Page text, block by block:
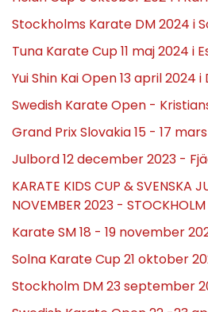
Stockholms Karate DM 2024 i
Tuna Karate Cup 11 maj 2024 i
Yui Shin Kai Open 13 april
Swedish Karate Open -
Grand Prix Slovakia 15 - 17
Julbord 12 december 2023 -
KARATE KIDS CUP & SVENSKA
NOVEMBER 2023 - STOCKHOLM
Karate SM 18 - 19 november
Solna Karate Cup 21 oktober
Stockholm DM 23 september